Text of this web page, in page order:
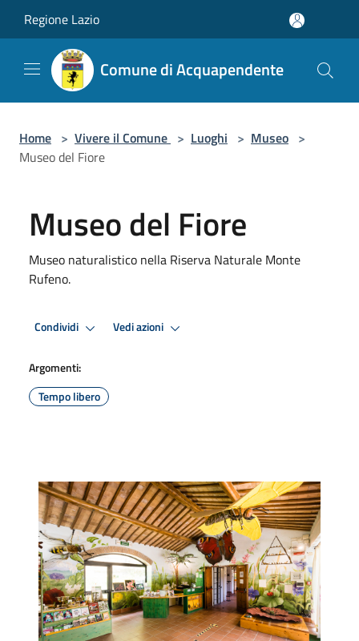
Regione Lazio
Comune di Acquapendente
Home > Vivere il Comune > Luoghi > Museo >
Museo del Fiore
Museo del Fiore
Museo naturalistico nella Riserva Naturale Monte
Rufeno.
Condividi Vedi azioni
Argomenti:
Tempo libero